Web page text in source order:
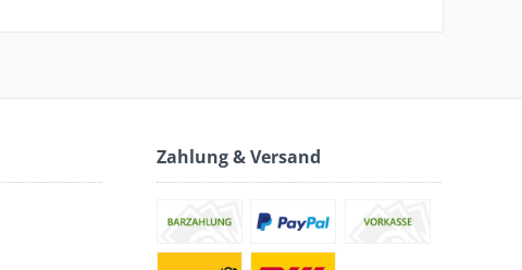
Zahlung & Versand